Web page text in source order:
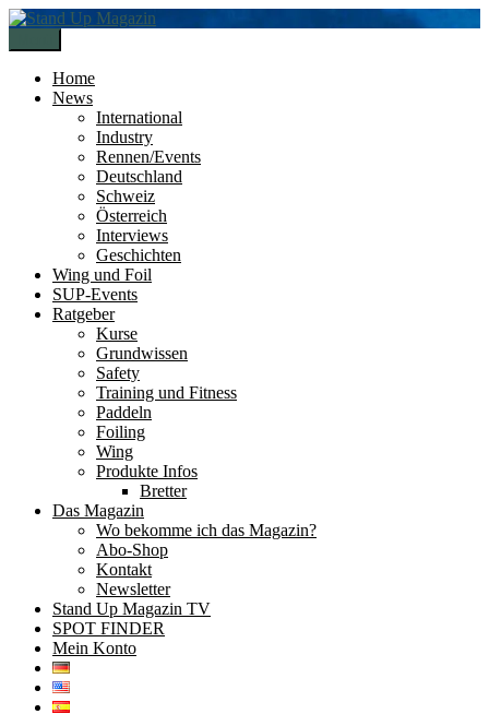
Zur
Navigation
springen
Zum
springen
Home
News
International
Industry
Rennen/Events
Deutschland
Schweiz
Österreich
Interviews
Geschichten
Wing und Foil
SUP-Events
Ratgeber
Kurse
Grundwissen
Safety
Training und Fitness
Paddeln
Foiling
Wing
Produkte Infos
Bretter
Das Magazin
Wo bekomme ich das Magazin?
Abo-Shop
Kontakt
Newsletter
Stand Up Magazin TV
SPOT FINDER
Mein Konto